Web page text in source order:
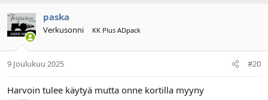
paska
Verkusonni KK Plus ADpack
9 Joulukuu 2025 #20
Harvoin tulee käytyä mutta onne kortilla myyny